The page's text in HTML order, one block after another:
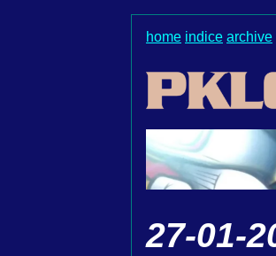
home indice archive
27-01-